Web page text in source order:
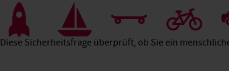
6
Diese Sicherheitsfrage überprüft, ob Sie ein